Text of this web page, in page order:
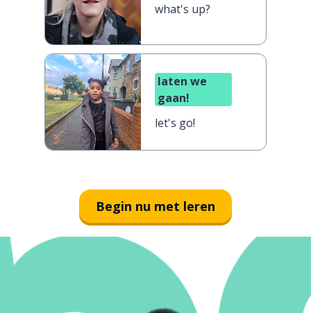
what's up?
laten we
gaan!
let's go!
Begin nu met leren